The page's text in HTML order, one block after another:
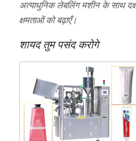
अत्याधुनिक लेबलिंग मशीन के साथ
क्षमताओं को बढ़ाएँ।
शायद तुम पसंद करोगे